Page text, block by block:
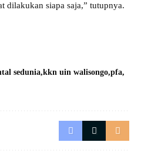
dilakukan siapa saja,” tutupnya.
sedunia kkn uin walisongo pfa